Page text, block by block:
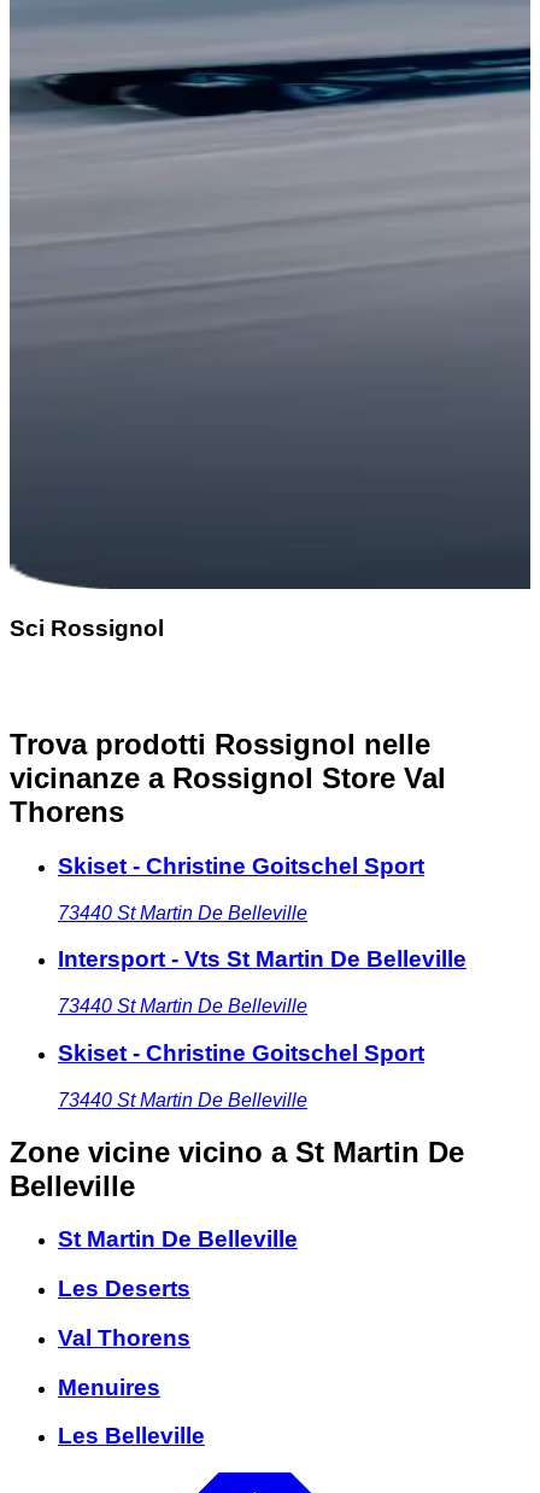
Sci Rossignol
Trova prodotti Rossignol nelle
vicinanze a Rossignol Store Val
Thorens
Skiset - Christine Goitschel Sport
73440 St Martin De Belleville
Intersport - Vts St Martin De Belleville
73440 St Martin De Belleville
Skiset - Christine Goitschel Sport
73440 St Martin De Belleville
Zone vicine vicino a St Martin De
Belleville
St Martin De Belleville
Les Deserts
Val Thorens
Menuires
Les Belleville